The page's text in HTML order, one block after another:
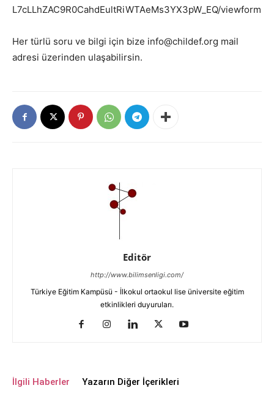
L7cLLhZAC9R0CahdEultRiWTAeMs3YX3pW_EQ/viewform
Her türlü soru ve bilgi için bize info@childef.org mail
adresi üzerinden ulaşabilirsin.
Editör
http://www.bilimsenligi.com/
Türkiye Eğitim Kampüsü - İlkokul ortaokul lise üniversite eğitim
etkinlikleri duyuruları.
İlgili Haberler Yazarın Diğer İçerikleri